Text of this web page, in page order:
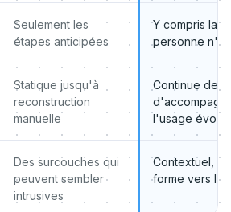
Seulement les
étapes anticipées
Y compris la
personne n'a
Statique jusqu'à
reconstruction
manuelle
Continue de
l'usage
Des surcouches qui
peuvent sembler
intrusives
Contextuel,
forme vers